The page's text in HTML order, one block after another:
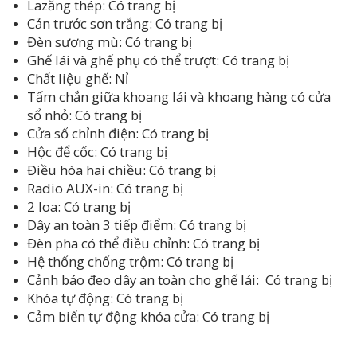
Lazăng thép: Có trang bị
Cản trước sơn trắng: Có trang bị
Đèn sương mù: Có trang bị
Ghế lái và ghế phụ có thể trượt: Có trang bị
Chất liệu ghế: Nỉ
Tấm chắn giữa khoang lái và khoang hàng có cửa
sổ nhỏ: Có trang bị
Cửa sổ chỉnh điện: Có trang bị
Hộc để cốc: Có trang bị
Điều hòa hai chiều: Có trang bị
Radio AUX-in: Có trang bị
2 loa: Có trang bị
Dây an toàn 3 tiếp điểm: Có trang bị
Đèn pha có thể điều chỉnh: Có trang bị
Hệ thống chống trộm: Có trang bị
Cảnh báo đeo dây an toàn cho ghế lái: Có trang bị
Khóa tự động: Có trang bị
Cảm biến tự động khóa cửa: Có trang bị